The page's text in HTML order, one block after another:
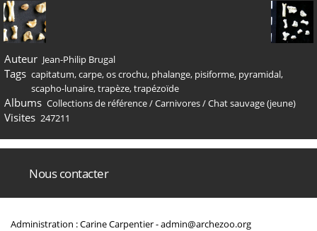
Auteur Jean-Philip Brugal
Tags capitatum,carpe,os crochu, phalange, pisiforme, pyramidal,
scapho-lunaire,trapèze,trapézoïde
Albums Collections de référence/Carnivores/Chat sauvage (jeune)
Visites 247211
Nous contacter
Administration : Carine Carpentier -admin@archezoo.org